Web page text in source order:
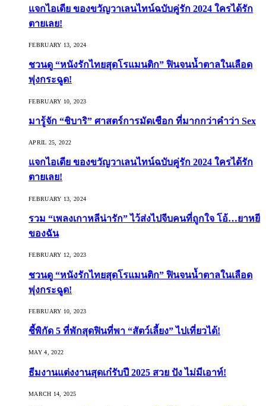
แจกไอเดีย ของขวัญวาเลนไทน์ฉบับคู่รัก 2024 ใครได้รัก
ตายเลย!
FEBRUARY 13, 2024
ชวนดู “หนังรักไทยสุดโรแมนติก” ฟินจนน้ำตาลในเลือด
พุ่งกระฉูด!
FEBRUARY 10, 2023
มารู้จัก “ชิบาริ” ศาสตร์การมัดเชือก ที่มากกว่าคำว่า Sex
APRIL 25, 2022
แจกไอเดีย ของขวัญวาเลนไทน์ฉบับคู่รัก 2024 ใครได้รัก
ตายเลย!
FEBRUARY 13, 2024
รวม “เพลงเกาหลีน่ารัก” ไว้ส่งไปจีบคนที่ถูกใจ โอ้…ยาหยี
ของฉัน
FEBRUARY 12, 2023
ชวนดู “หนังรักไทยสุดโรแมนติก” ฟินจนน้ำตาลในเลือด
พุ่งกระฉูด!
FEBRUARY 10, 2023
ชี้พิกัด 5 ที่พักสุดฟินที่พา “สัตว์เลี้ยง” ไปเที่ยวได้!
MAY 4, 2022
ธีมงานแต่งงานสุดเก๋รับปี 2025 สวย ปัง ไม่มีเอาท์!
MARCH 14, 2025